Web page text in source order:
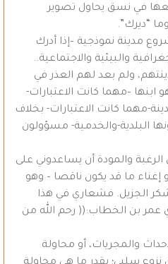
في نسق يحاول تصوير
“ديرك”.
مدينة نموذجية –إذا أدرك
والبيئية والاجتماعية..
ولم بعد لهم العذر في
ابنها –مهما كانت الاعتبارات-
مهما كانت الاعتبارات- بخلاف
البلدية-والخدمية- مسؤولون
الرغبة والمودة أن يساعدوني على
ما قد يكون ناقصا – وهو
الجزيل. فشعاري في هذا
عمر بن الخطاب:(( رحم الله من
والمجريات، أو محاولة